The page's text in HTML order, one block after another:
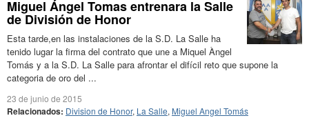
Miguel Ángel Tomas entrenara la Salle
de División de Honor
Esta tarde,en las instalaciones de la S.D. La Salle ha
tenido lugar la firma del contrato que une a Miquel Àngel
Tomás y a la S.D. La Salle para afrontar el difícil reto que supone la
categoria de oro del ...
23 de junio de 2015
Relacionados: Division de Honor, La Salle, Miguel Angel Tomás